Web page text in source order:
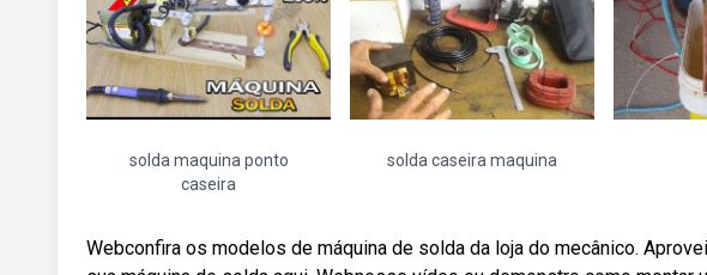
solda maquina ponto
caseira
solda caseira maquina
Webconfira os modelos de máquina de solda da loja do mecânico.